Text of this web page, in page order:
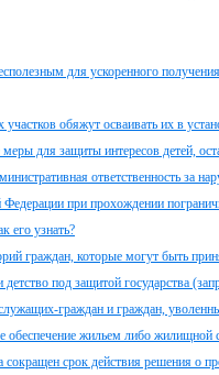
для ускоренного
обяжут осваивать их в
для защиты интересов детей,
ответственность за
Федерации при прохождении
его узнать?
граждан, которые могут быть
под защитой государства
граждан и граждан,
обеспечение жильем либо жилищной
срок действия решения о